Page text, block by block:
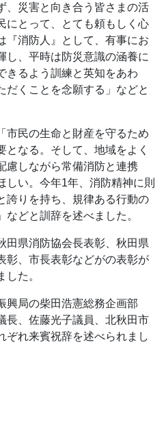
、災害と向き合う皆さまの活
にとって、とても頼もしく心
『消防人』として、有事にお
し、平時は防災意識の涵養に
きるよう訓練と英知をあわ
だくことを念願する」などと
市民の生命と財産を守るため
なる。そして、地域をよく
慮しながら常備消防と連携
しい。今年1年、消防精神に則
誇りを持ち、規律ある行動の
どと訓辞を述べました。
田県消防協会長表彰、秋田県
彰、市長表彰などがの表彰が
た。
興局の柴田浩憲総務企画部
長、佐藤光子議員、北秋田市
ぞれ来賓祝辞を述べられまし